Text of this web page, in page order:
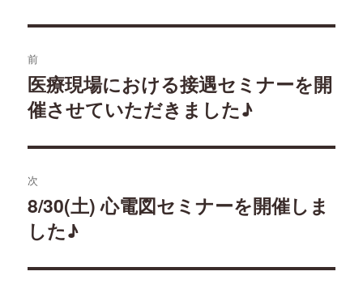
稿
ナ
ビ
ゲ
ー
シ
前
過
去
投
稿:
医療現場における接遇セミナーを開
催させていただきました♪
次
次
の
稿:
8/30(土) 心電図セミナーを開催しま
した♪